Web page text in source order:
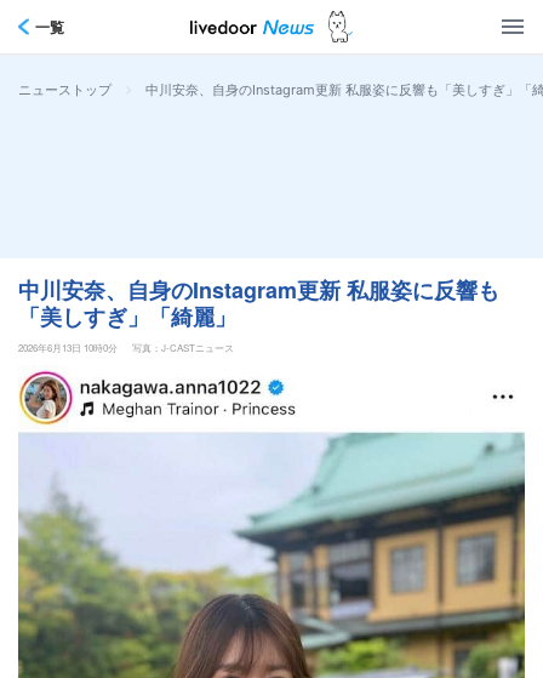
一覧
ニューストップ > 中川安奈、自身のInstagram更新 私服姿に反響も「美しすぎ」「
中川安奈、自身のInstagram更新 私服姿に反響も
「美しすぎ」「綺麗」
2026年6月13日 10時0分 写真：J-CASTニュース